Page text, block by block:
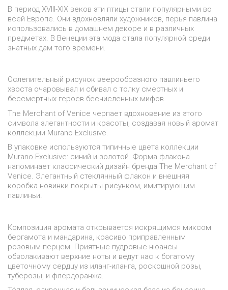
В период XVIII-XIX веков эти птицы стали популярными во
всей Европе. Они вдохновляли художников, перья павлина
использовались в домашнем декоре и в различных
предметах. В Венеции эта мода стала популярной среди
знатных дам того времени.
Ослепительный рисунок веерообразного павлиньего
хвоста очаровывал и сбивал с толку смертных и
бессмертных героев бесчисленных мифов.
The Merchant of Venice черпает вдохновение из этого
символа элегантности и красоты, создавая новый аромат
коллекции Murano Exclusive.
В упаковке используются типичные цвета коллекции
Murano Exclusive: синий и золотой. Форма флакона
напоминает классический дизайн бренда The Merchant of
Venice. Элегантный стеклянный флакон и внешняя
коробка новинки покрыты рисунком, имитирующим
павлиньи.
Композиция аромата открывается искрящимся миксом
бергамота и мандарина, красиво приправленным
розовым перцем. Приятные пудровые нюансы
обволакивают верхние ноты и ведут нас к богатому
цветочному сердцу из иланг-иланга, роскошной розы,
туберозы, и флёрдоранжа.